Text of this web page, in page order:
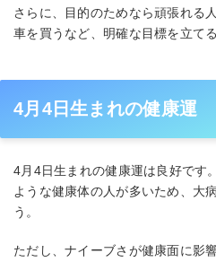
さらに、目的のためなら頑張れる
車を買うなど、明確な目標を立て
4月4日生まれの健康運
4月4日生まれの健康運は良好です
ような健康体の人が多いため、大
う。
ただし、ナイーブさが健康面に影